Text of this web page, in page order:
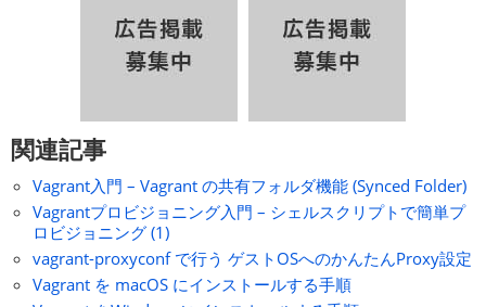
関連記事
Vagrant入門 – Vagrant の共有フォルダ機能 (Synced Folder)
Vagrantプロビジョニング入門 – シェルスクリプトで簡単プ
ロビジョニング (1)
vagrant-proxyconf で行う ゲストOSへのかんたんProxy設定
Vagrant を macOS にインストールする手順